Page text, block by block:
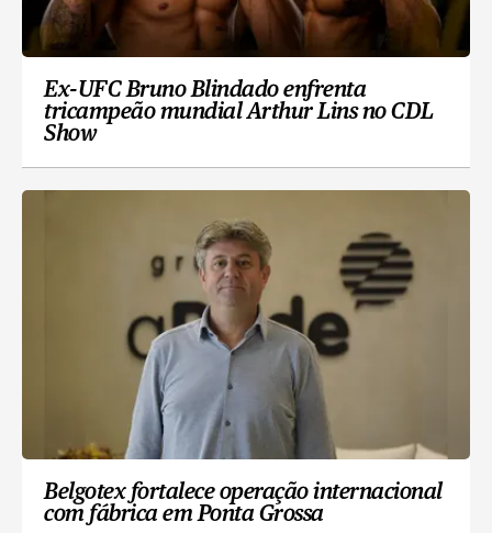
Ex-UFC Bruno Blindado enfrenta
tricampeão mundial Arthur Lins no CDL
Show
Belgotex fortalece operação internacional
com fábrica em Ponta Grossa